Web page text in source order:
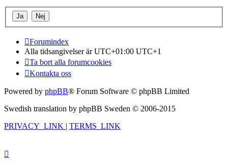
Forumindex
Alla tidsangivelser är UTC+01:00 UTC+1
Ta bort alla forumcookies
Kontakta oss
Powered by phpBB® Forum Software © phpBB Limited
Swedish translation by phpBB Sweden © 2006-2015
PRIVACY_LINK | TERMS_LINK